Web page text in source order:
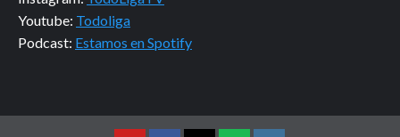
Youtube: Todoliga
Podcast: Estamos en Spotify